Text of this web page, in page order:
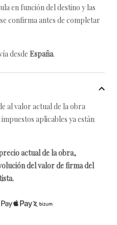
en función del destino y las
confirma antes de completar
desde España.
al valor actual de la obra
aplicables ya están
actual de la obra,
del valor de firma del